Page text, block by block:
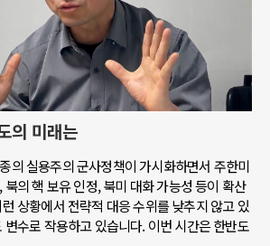
의 미래는
의 실용주의 군사정책이 가시화하면서 주한미
의 핵 보유 인정, 북미 대화 가능성 등이 확산
상황에서 전략적 대응 수위를 낮추지 않고 있
수로 작용하고 있습니다. 이번 시간은 한반도